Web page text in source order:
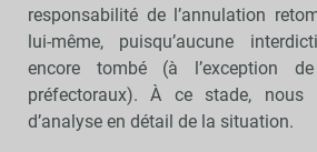
responsabilité de l’annulation
lui-même, puisqu’aucune
encore tombé (à l’exception
préfectoraux). À ce stade, nous
d’analyse en détail de la situation.